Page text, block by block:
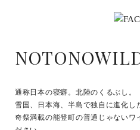
通称日本の寝癖。北陸のくるぶし。
雪国、日本海、半島で独自に進化し
奇祭満載の能登町の普通じゃないワ